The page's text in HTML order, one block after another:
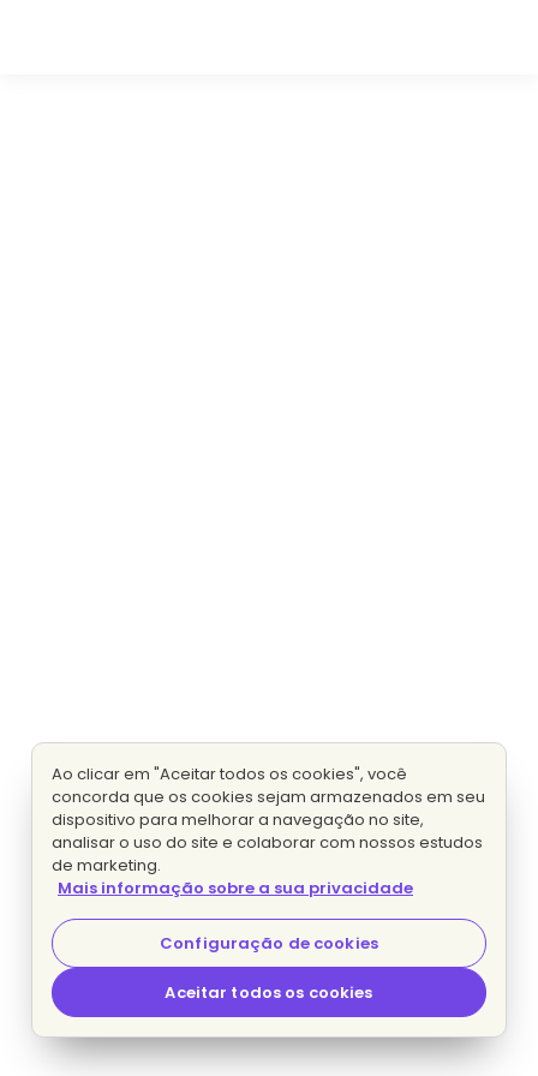
Ao clicar em "Aceitar todos os cookies", você
concorda que os cookies sejam armazenados em seu
dispositivo para melhorar a navegação no site,
analisar o uso do site e colaborar com nossos estudos
de marketing.
Mais informação sobre a sua privacidade
Configuração de cookies
Aceitar todos os cookies